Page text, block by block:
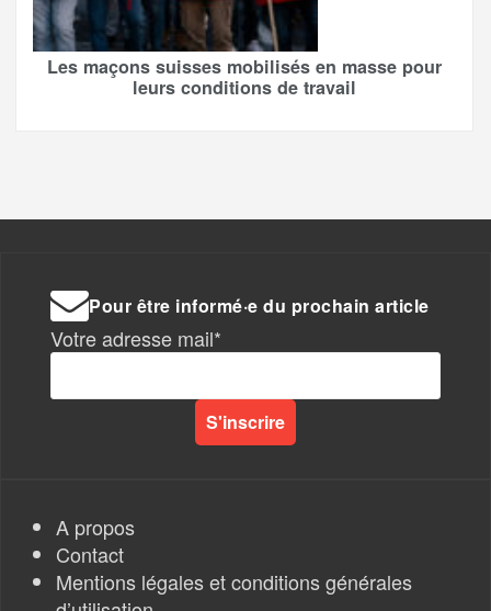
Les maçons suisses mobilisés en masse pour
leurs conditions de travail
Pour être informé·e du prochain article
Votre adresse mail*
A propos
Contact
Mentions légales et conditions générales